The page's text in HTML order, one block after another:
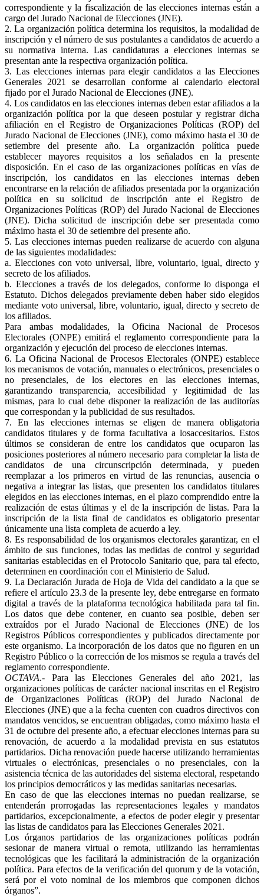
correspondiente y la fiscalización de las elecciones internas están a
cargo del Jurado Nacional de Elecciones (JNE).
2. La organización política determina los requisitos, la modalidad de
inscripción y el número de sus postulantes a candidatos de acuerdo a
su normativa interna. Las candidaturas a elecciones internas se
presentan ante la respectiva organización política.
3. Las elecciones internas para elegir candidatos a las Elecciones
Generales 2021 se desarrollan conforme al calendario electoral
fijado por el Jurado Nacional de Elecciones (JNE).
4. Los candidatos en las elecciones internas deben estar afiliados a la
organización política por la que deseen postular y registrar dicha
afiliación en el Registro de Organizaciones Políticas (ROP) del
Jurado Nacional de Elecciones (JNE), como máximo hasta el 30 de
setiembre del presente año. La organización política puede
establecer mayores requisitos a los señalados en la presente
disposición. En el caso de las organizaciones políticas en vías de
inscripción, los candidatos en las elecciones internas deben
encontrarse en la relación de afiliados presentada por la organización
política en su solicitud de inscripción ante el Registro de
Organizaciones Políticas (ROP) del Jurado Nacional de Elecciones
(JNE). Dicha solicitud de inscripción debe ser presentada como
máximo hasta el 30 de setiembre del presente año.
5. Las elecciones internas pueden realizarse de acuerdo con alguna
de las siguientes modalidades:
a. Elecciones con voto universal, libre, voluntario, igual, directo y
secreto de los afiliados.
b. Elecciones a través de los delegados, conforme lo disponga el
Estatuto. Dichos delegados previamente deben haber sido elegidos
mediante voto universal, libre, voluntario, igual, directo y secreto de
los afiliados.
Para ambas modalidades, la Oficina Nacional de Procesos
Electorales (ONPE) emitirá el reglamento correspondiente para la
organización y ejecución del proceso de elecciones internas.
6. La Oficina Nacional de Procesos Electorales (ONPE) establece
los mecanismos de votación, manuales o electrónicos, presenciales o
no presenciales, de los electores en las elecciones internas,
garantizando transparencia, accesibilidad y legitimidad de las
mismas, para lo cual debe disponer la realización de las auditorías
que correspondan y la publicidad de sus resultados.
7. En las elecciones internas se eligen de manera obligatoria
candidatos titulares y de forma facultativa a losaccesitarios. Estos
últimos se consideran de entre los candidatos que ocuparon las
posiciones posteriores al número necesario para completar la lista de
candidatos de una circunscripción determinada, y pueden
reemplazar a los primeros en virtud de las renuncias, ausencia o
negativa a integrar las listas, que presenten los candidatos titulares
elegidos en las elecciones internas, en el plazo comprendido entre la
realización de estas últimas y el de la inscripción de listas. Para la
inscripción de la lista final de candidatos es obligatorio presentar
únicamente una lista completa de acuerdo a ley.
8. Es responsabilidad de los organismos electorales garantizar, en el
ámbito de sus funciones, todas las medidas de control y seguridad
sanitarias establecidas en el Protocolo Sanitario que, para tal efecto,
determinen en coordinación con el Ministerio de Salud.
9. La Declaración Jurada de Hoja de Vida del candidato a la que se
refiere el artículo 23.3 de la presente ley, debe entregarse en formato
digital a través de la plataforma tecnológica habilitada para tal fin.
Los datos que debe contener, en cuanto sea posible, deben ser
extraídos por el Jurado Nacional de Elecciones (JNE) de los
Registros Públicos correspondientes y publicados directamente por
este organismo. La incorporación de los datos que no figuren en un
Registro Público o la corrección de los mismos se regula a través del
reglamento correspondiente.
OCTAVA.- Para las Elecciones Generales del año 2021, las
organizaciones políticas de carácter nacional inscritas en el Registro
de Organizaciones Políticas (ROP) del Jurado Nacional de
Elecciones (JNE) que a la fecha cuenten con cuadros directivos con
mandatos vencidos, se encuentran obligadas, como máximo hasta el
31 de octubre del presente año, a efectuar elecciones internas para su
renovación, de acuerdo a la modalidad prevista en sus estatutos
partidarios. Dicha renovación puede hacerse utilizando herramientas
virtuales o electrónicas, presenciales o no presenciales, con la
asistencia técnica de las autoridades del sistema electoral, respetando
los principios democráticos y las medidas sanitarias necesarias.
En caso de que las elecciones internas no puedan realizarse, se
entenderán prorrogadas las representaciones legales y mandatos
partidarios, excepcionalmente, a efectos de poder elegir y presentar
las listas de candidatos para las Elecciones Generales 2021.
Los órganos partidarios de las organizaciones políticas podrán
sesionar de manera virtual o remota, utilizando las herramientas
tecnológicas que les facilitará la administración de la organización
política. Para efectos de la verificación del quorum y de la votación,
será por el voto nominal de los miembros que componen dichos
órganos”.